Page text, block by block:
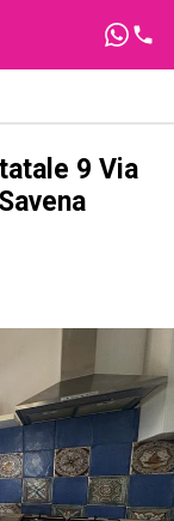
9 Via